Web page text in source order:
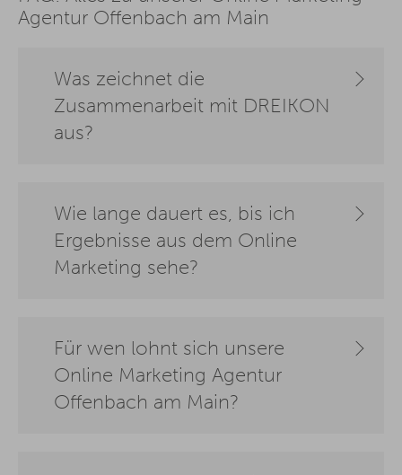
Agentur Offenbach am Main
Was zeichnet die
Zusammenarbeit mit DREIKON
aus?
Wie lange dauert es, bis ich
Ergebnisse aus dem Online
Marketing sehe?
Für wen lohnt sich unsere
Online Marketing Agentur
Offenbach am Main?